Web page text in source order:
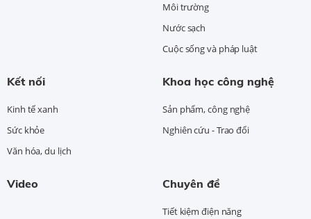
Môi trường
Nước sạch
Cuộc sống và pháp luật
Kết nối
Kinh tế xanh
Sức khỏe
Văn hóa, du lịch
Khoa học công nghệ
Sản phẩm, công nghệ
Nghiên cứu - Trao đổi
Video Chuyên đề
Tiết kiệm điện năng